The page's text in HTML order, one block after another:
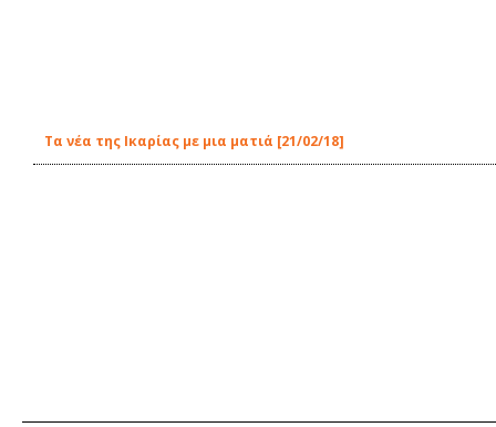
Τα νέα της Ικαρίας με μια ματιά [21/02/18]